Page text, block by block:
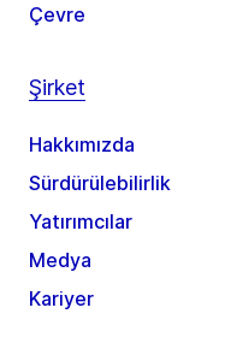
Çevre
Şirket
Hakkımızda
Sürdürülebilirlik
Yatırımcılar
Medya
Kariyer